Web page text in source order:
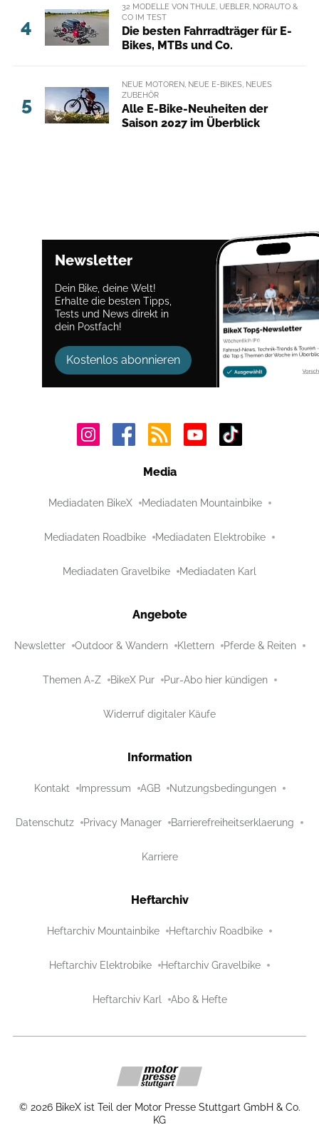
4
32 MODELLE VON THULE, UEBLER, NORAUTO &
CO IM TEST
Die besten Fahrradträger für E-
Bikes, MTBs und Co.
5
NEUE MOTOREN, NEUE E-BIKES, NEUES
ZUBEHÖR
Alle E-Bike-Neuheiten der
Saison 2027 im Überblick
Newsletter
Dein Bike, deine Welt!
Erhalte die besten Tipps,
Tests und News direkt in
dein Postfach!
Kostenlos abonnieren
Media
Mediadaten BikeX Mediadaten Mountainbike
Mediadaten Roadbike Mediadaten Elektrobike
Mediadaten Gravelbike Mediadaten Karl
Angebote
Newsletter Outdoor & Wandern Klettern Pferde & Reiten
Themen A-Z BikeX Pur Pur-Abo hier kündigen
Widerruf digitaler Käufe
Information
Kontakt Impressum AGB Nutzungsbedingungen
Datenschutz Privacy Manager Barrierefreiheitserklaerung
Karriere
Heftarchiv
Heftarchiv Mountainbike Heftarchiv Roadbike
Heftarchiv Elektrobike Heftarchiv Gravelbike
Heftarchiv Karl Abo & Hefte
© 2026 BikeX ist Teil der Motor Presse Stuttgart GmbH & Co.
KG